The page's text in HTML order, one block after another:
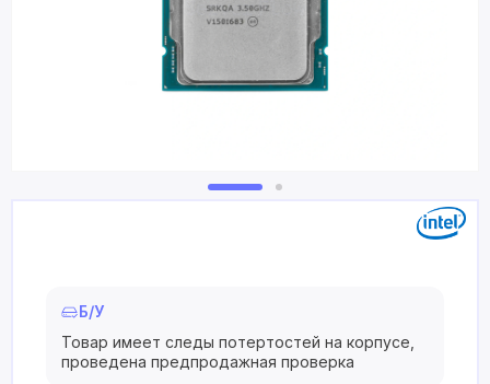
Б/У
Товар имеет следы потертостей на корпусе,
проведена предпродажная проверка